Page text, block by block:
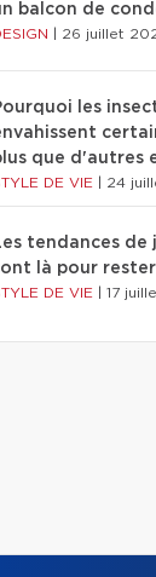
balcon de
26 juillet
les
que d'autres
DE VIE 24
tendances de
là pour rester
DE VIE 17